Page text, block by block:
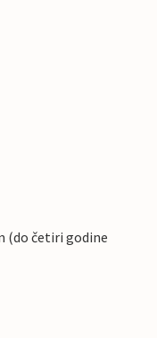
(do četiri godine